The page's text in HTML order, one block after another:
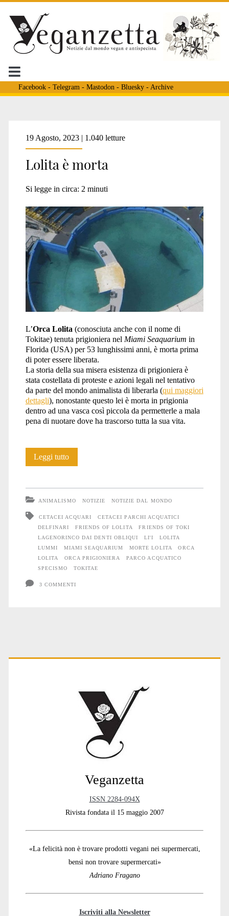
Facebook- Telegram - Mastodon - Bluesky- Archive
Tag:
<span>Miami
Seaquarium</span>
19 Agosto, 2023 | 1.040 letture
Lolita è morta
Si legge in circa: 2 minuti
L’Orca Lolita (conosciuta anche con il nome di
Tokitae) tenuta prigioniera nel Miami Seaquarium in
Florida (USA) per 53 lunghissimi anni, è morta prima
di poter essere liberata.
La storia della sua misera esistenza di prigioniera è
stata costellata di proteste e azioni legali nel tentativo
da parte del mondo animalista di liberarla (qui maggiori
dettagli), nonostante questo lei è morta in prigionia
dentro ad una vasca così piccola da permetterle a mala
pena di nuotare dove ha trascorso tutta la sua vita.
Leggi tuttoLolita
ANIMALISMO NOTIZIE NOTIZIE DAL MONDO
CETACEI ACQUARI
CETACEI PARCHI ACQUATICI
DELFINARI
FRIENDS OF LOLITA
FRIENDS OF TOKI
LAGENORINCO DAI DENTI OBLIQUI
LI'I
LOLITA
LUMMI
MIAMI SEAQUARIUM MORTE LOLITA
ORCA
LOLITA
ORCA PRIGIONIERA
PARCO ACQUATICO
SPECISMO
TOKITAE
3 COMMENTI
Primary
Veganzetta
ISSN 2284-094X
Rivista fondata il 15 maggio 2007
«La felicità non è trovare prodotti vegani nei supermercati,
bensì non trovare supermercati»
Adriano Fragano
Iscriviti alla Newsletter